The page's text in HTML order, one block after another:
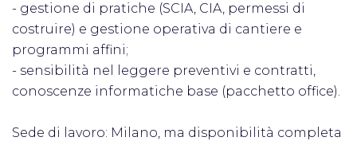
- gestione di pratiche (SCIA, CIA, permessi di
costruire) e gestione operativa di cantiere e
programmi affini;
- sensibilità nel leggere preventivi e contratti,
conoscenze informatiche base (pacchetto office).
Sede di lavoro: Milano, ma disponibilità completa